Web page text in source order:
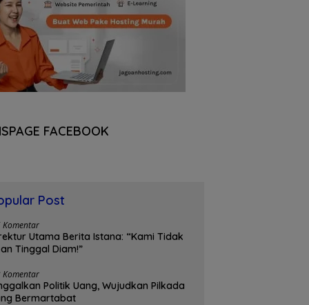
FACEBOOK
Post
Komentar
Utama Berita Istana: “Kami Tidak
Tinggal Diam!”
Komentar
Politik Uang, Wujudkan Pilkada
Bermartabat